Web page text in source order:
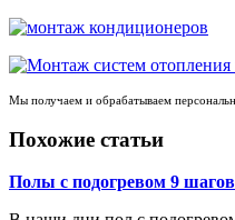
Мы получаем и обрабатываем
Похожие статьи
Полы с подогревом 9